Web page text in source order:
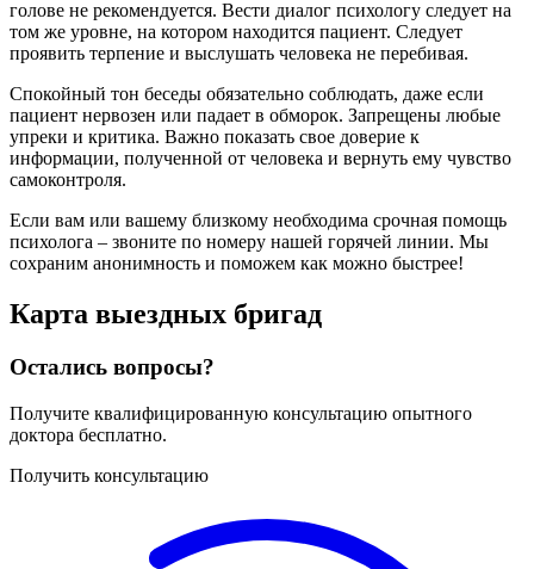
голове не рекомендуется. Вести диалог психологу следует на
том же уровне, на котором находится пациент. Следует
проявить терпение и выслушать человека не перебивая.
Спокойный тон беседы обязательно соблюдать, даже если
пациент нервозен или падает в обморок. Запрещены любые
упреки и критика. Важно показать свое доверие к
информации, полученной от человека и вернуть ему чувство
самоконтроля.
Если вам или вашему близкому необходима срочная помощь
психолога – звоните по номеру нашей горячей линии. Мы
сохраним анонимность и поможем как можно быстрее!
Карта выездных бригад
Остались вопросы?
Получите квалифицированную консультацию опытного
доктора бесплатно.
Получить консультацию